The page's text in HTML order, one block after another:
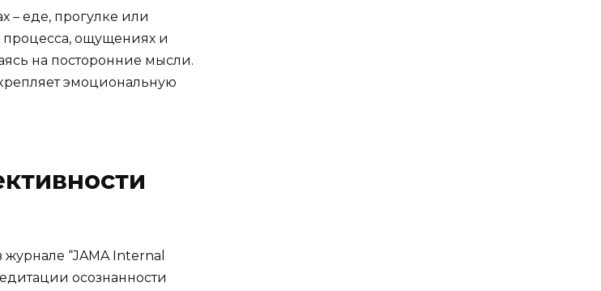
– еде, прогулке или
процесса, ощущениях и
на посторонние мысли.
эмоциональную
“JAMA Internal
осознанности